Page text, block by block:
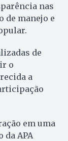
nas
de manejo e
de
o
a
em uma
da APA